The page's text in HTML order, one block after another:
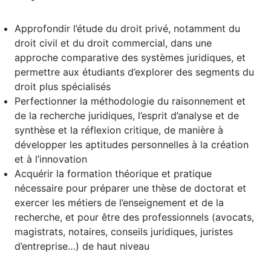
Approfondir l’étude du droit privé, notamment du
droit civil et du droit commercial, dans une
approche comparative des systèmes juridiques, et
permettre aux étudiants d’explorer des segments du
droit plus spécialisés
Perfectionner la méthodologie du raisonnement et
de la recherche juridiques, l’esprit d’analyse et de
synthèse et la réflexion critique, de manière à
développer les aptitudes personnelles à la création
et à l’innovation
Acquérir la formation théorique et pratique
nécessaire pour préparer une thèse de doctorat et
exercer les métiers de l’enseignement et de la
recherche, et pour être des professionnels (avocats,
magistrats, notaires, conseils juridiques, juristes
d’entreprise…) de haut niveau